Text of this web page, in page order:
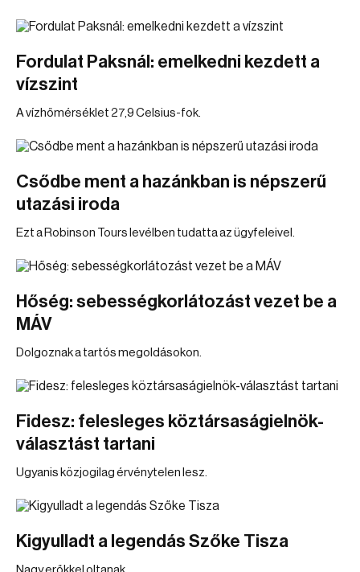
Fordulat Paksnál: emelkedni kezdett a
vízszint
A vízhőmérséklet 27,9 Celsius-fok.
Csődbe ment a hazánkban is népszerű
utazási iroda
Ezt a Robinson Tours levélben tudatta az ügyfeleivel.
Hőség: sebességkorlátozást vezet be a
MÁV
Dolgoznak a tartós megoldásokon.
Fidesz: felesleges köztársaságielnök-
választást tartani
Ugyanis közjogilag érvénytelen lesz.
Kigyulladt a legendás Szőke Tisza